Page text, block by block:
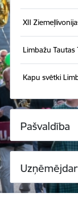
XII
Limbažu Tautas
Kapu svētki
Pašvaldība